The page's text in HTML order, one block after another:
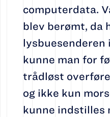
computerdata.
blev berømt, da
lysbuesenderen
kunne man for
trådløst
og ikke kun
kunne indstilles